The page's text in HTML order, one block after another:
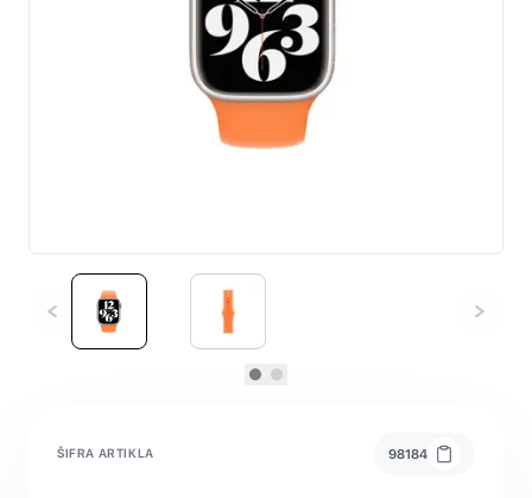
ŠIFRA ARTIKLA 98184